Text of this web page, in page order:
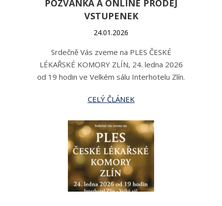
POZVÁNKA A ONLINE PRODEJ
VSTUPENEK
24.01.2026
Srdečně Vás zveme na PLES ČESKÉ
LÉKAŘSKÉ KOMORY ZLÍN, 24. ledna 2026
od 19 hodin ve Velkém sálu Interhotelu Zlín.
CELÝ ČLÁNEK